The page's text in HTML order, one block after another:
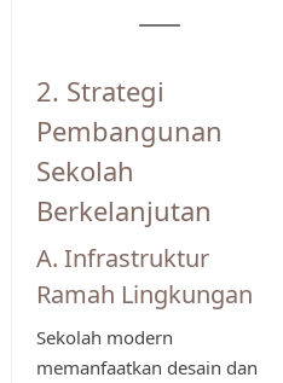
2. Strategi
Pembangunan
Sekolah
Berkelanjutan
A. Infrastruktur
Ramah Lingkungan
Sekolah modern
memanfaatkan desain dan